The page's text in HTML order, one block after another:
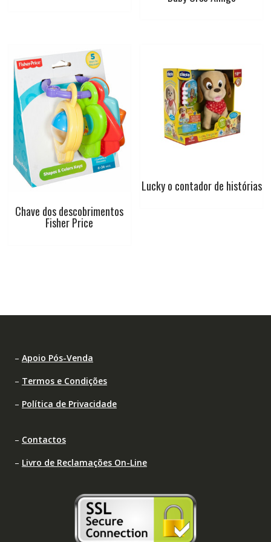
Chave dos descobrimentos
Fisher Price
Lucky o contador de histórias
– Apoio Pós-Venda
– Termos e Condições
– Política de Privacidade
– Contactos
– Livro de Reclamações On-Line